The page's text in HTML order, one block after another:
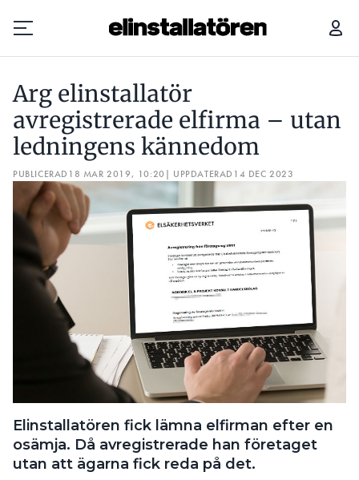
Prenumerera
Hantera prenumeration
Lediga jobb
Annonsera
Läs E-tidningen
Om tidningen
Kontakt
Personuppgifter
SEARCH
Arg elinstallatör
avregistrerade elfirma – utan
ledningens kännedom
PUBLICERAD 18 MAR 2019, 10:20 | UPPDATERAD 14 DEC 2023
Elinstallatören fick lämna elfirman efter en
osämja. Då avregistrerade han företaget
utan att ägarna fick reda på det.